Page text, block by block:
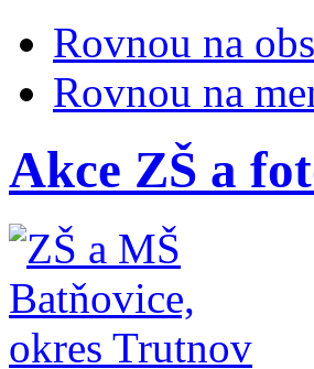
Rovnou na
Rovnou na
Akce ZŠ a